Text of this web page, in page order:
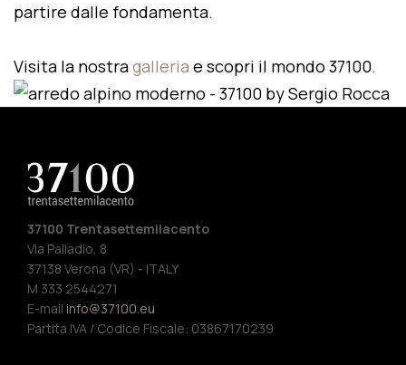
partire dalle fondamenta.
Visita la nostragalleria e scopri il mondo 37100.
37100 Trentasettemilacento
Via Palladio, 8
37138 Verona (VR) - ITALY
M 333 2544271
E-mail info@37100.eu
Partita IVA / Codice Fiscale: 03867170239